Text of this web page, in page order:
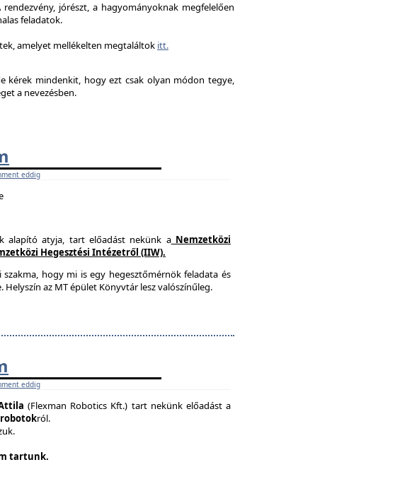
jórészt, a hagyományoknak megfelelően
feladatok.
amelyet mellékelten megtaláltok itt.
kérek mindenkit, hogy ezt csak olyan módon tegye,
a nevezésben.
eddig
alapító atyja, tart előadást nekünk aNemzetközi
Hegesztési Intézetről (IIW).
hogy mi is egy hegesztőmérnök feladata és
az MT épület Könyvtár lesz valószínűleg.
eddig
Attila(Flexman Robotics Kft.) tart nekünk előadást a
ról.
tartunk.